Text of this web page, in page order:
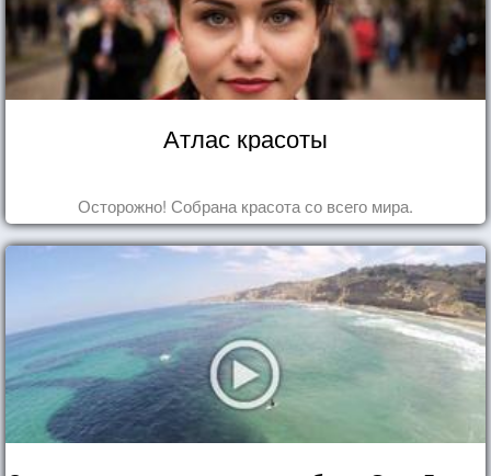
Атлас красоты
Осторожно! Собрана красота со всего мира.